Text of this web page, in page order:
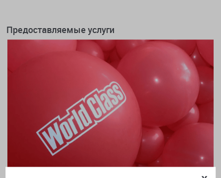
Предоставляемые услуги